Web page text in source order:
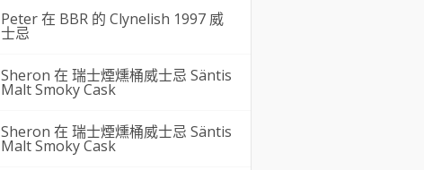
Peter 在 BBR 的 Clynelish 1997 威
士忌
Sheron 在 瑞士煙燻桶威士忌 Säntis
Malt Smoky Cask
Sheron 在 瑞士煙燻桶威士忌 Säntis
Malt Smoky Cask